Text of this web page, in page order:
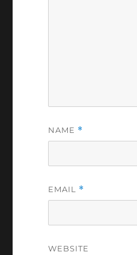
NAME *
EMAIL *
WEBSITE